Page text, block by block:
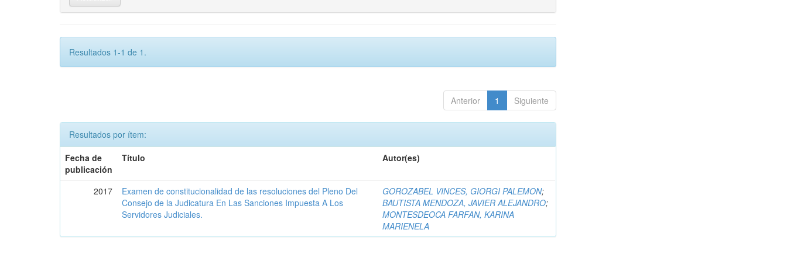
Resultados 1-1 de 1.
Anterior 1 Siguiente
Resultados por ítem:
Fecha de
publicación
Título Autor(es)
2017
Examen de constitucionalidad de las resoluciones del Pleno Del
Consejo de la Judicatura En Las Sanciones Impuesta A Los
Servidores Judiciales.
GOROZABEL VINCES, GIORGI PALEMON;
BAUTISTA MENDOZA, JAVIER ALEJANDRO;
MONTESDEOCA FARFAN, KARINA
MARIENELA